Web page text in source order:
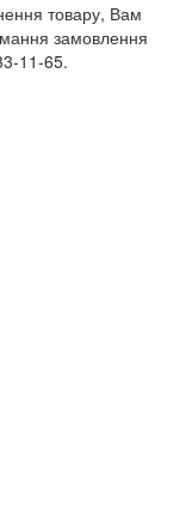
товару, Вам
замовлення
11-65.